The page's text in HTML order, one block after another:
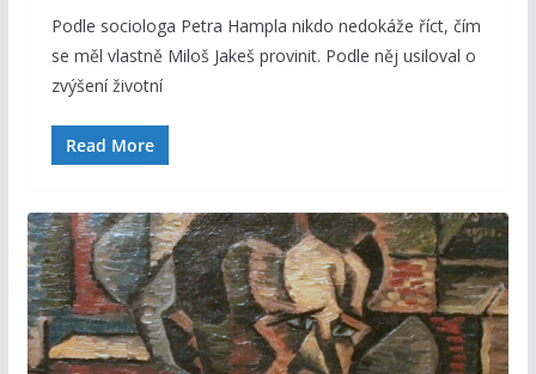
Podle sociologa Petra Hampla nikdo nedokáže říct, čím
se měl vlastně Miloš Jakeš provinit. Podle něj usiloval o
zvýšení životní
Read More